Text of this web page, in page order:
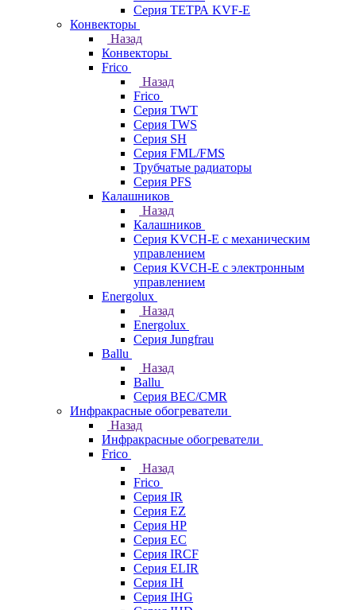
Серия ТЕТРА KVF-E
Конвекторы
Назад
Конвекторы
Frico
Назад
Frico
Серия TWT
Серия TWS
Серия SH
Серия FML/FMS
Трубчатые радиаторы
Серия PFS
Калашников
Назад
Калашников
Серия KVCH-E с механическим
управлением
Серия KVCH-E с электронным
управлением
Energolux
Назад
Energolux
Серия Jungfrau
Ballu
Назад
Ballu
Серия BEC/CMR
Инфракрасные обогреватели
Назад
Инфракрасные обогреватели
Frico
Назад
Frico
Серия IR
Серия EZ
Серия HP
Серия EC
Серия IRCF
Серия ELIR
Серия IH
Серия IHG